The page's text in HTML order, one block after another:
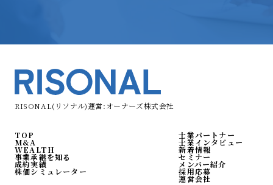
RISONAL(リソナル)運営:オーナーズ株式会社
TOP
M&A
WEALTH
事業承継を知る
成約実績
株価シミュレーター
士業パートナー
士業インタビュー
新着情報
セミナー
メンバー紹介
採用応募
運営会社